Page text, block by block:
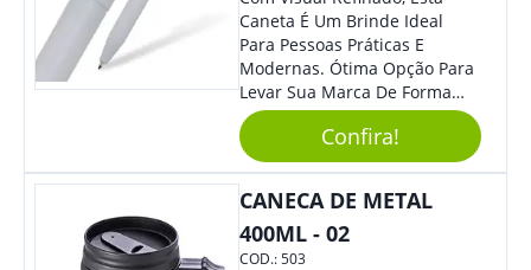
Caneta É Um Brinde Ideal
Para Pessoas Práticas E
Modernas. Ótima Opção Para
Levar Sua Marca De Forma
Estilosa, Agregando Valor Para
Sua Empresa Em Eventos,
Reuniões Corporativas Ou Até
Colaboradores.
Confira!
CANECA DE METAL
400ML - 02
COD.:503